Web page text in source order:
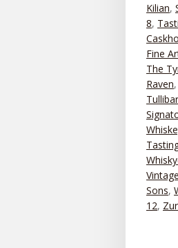
Kilian,
8,
Fine
The
Raven,
Sons,
12,